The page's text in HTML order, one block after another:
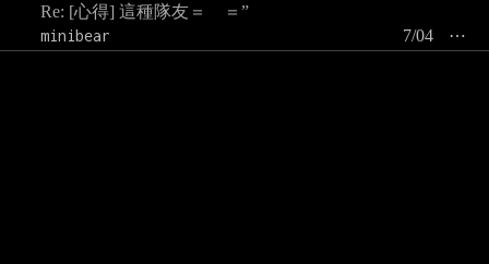
Re: [心得] 這種隊友＝ ＝”
minibear
⋯
7/04